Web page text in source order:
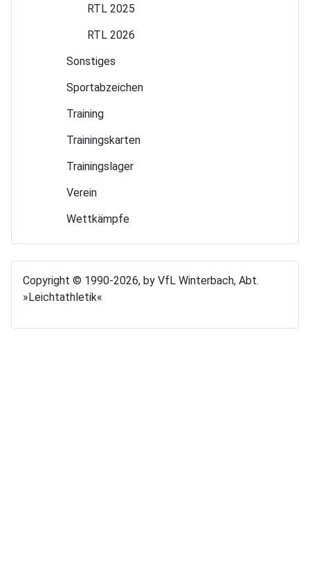
RTL 2025
RTL 2026
Sonstiges
Sport­abzeichen
Training
Trainings­karten
Trainings­lager
Verein
Wettkämpfe
Copyright © 1990-2026, by VfL Winterbach, Abt.
»Leichtathletik«